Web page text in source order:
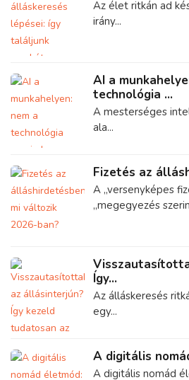
Az élet ritkán ad
irány...
AI a
technológia ...
A mesterséges
ala...
Fizetés az
A „versenyképes
„megegyezés
Így...
Az álláskeresés
egy...
A digitális
A digitális nomád